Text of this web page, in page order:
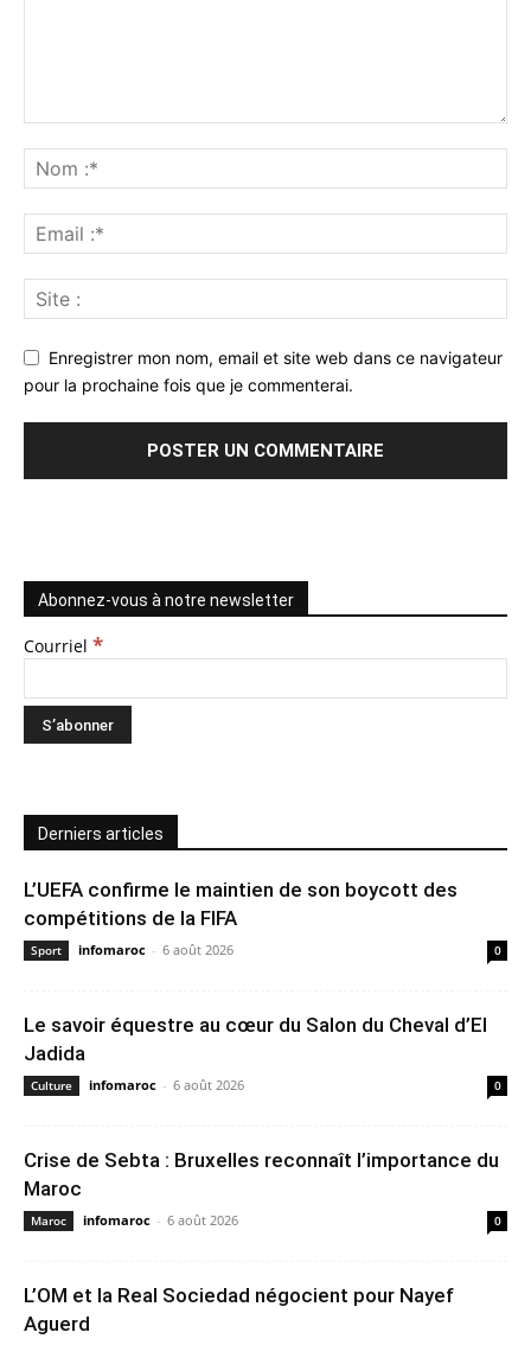
Enregistrer mon nom, email et site web dans ce navigateur
pour la prochaine fois que je commenterai.
Abonnez-vous à notre newsletter
Courriel *
Derniers articles
L’UEFA confirme le maintien de son boycott des
compétitions de la FIFA
Sport infomaroc - 6 août 2026 0
Le savoir équestre au cœur du Salon du Cheval d’El
Jadida
Culture infomaroc - 6 août 2026 0
Crise de Sebta : Bruxelles reconnaît l’importance du
Maroc
Maroc infomaroc - 6 août 2026 0
L’OM et la Real Sociedad négocient pour Nayef
Aguerd